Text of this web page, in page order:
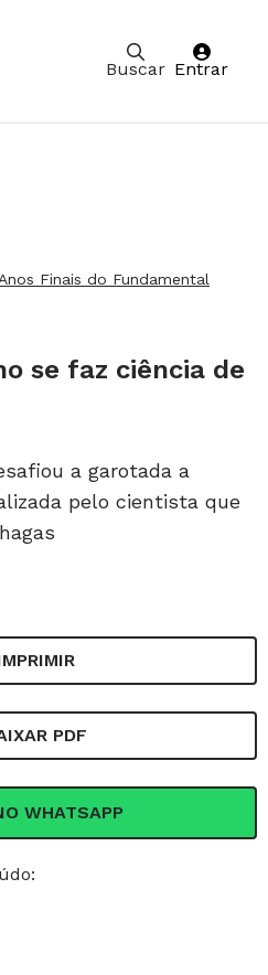
Buscar Entrar
Anos Finais do Fundamental
se faz ciência de
a garotada a
pelo cientista que
PDF
WHATSAPP